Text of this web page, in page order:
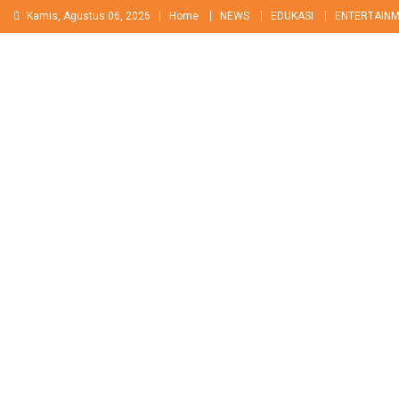
Skip
to
Kamis, Agustus 06, 2026 Home NEWS EDUKASI